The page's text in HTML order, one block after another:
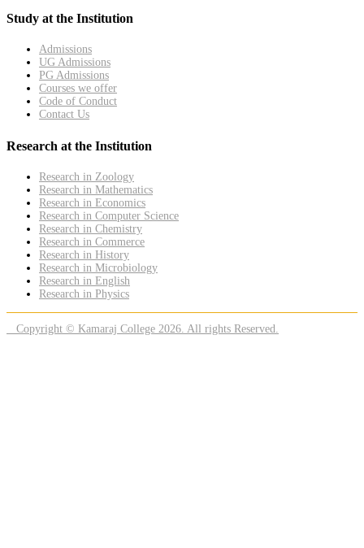
Study at the Institution
Admissions
UG Admissions
PG Admissions
Courses we offer
Code of Conduct
Contact Us
Research at the Institution
Research in Zoology
Research in Mathematics
Research in Economics
Research in Computer Science
Research in Chemistry
Research in Commerce
Research in History
Research in Microbiology
Research in English
Research in Physics
Copyright © Kamaraj College 2026. All rights Reserved.